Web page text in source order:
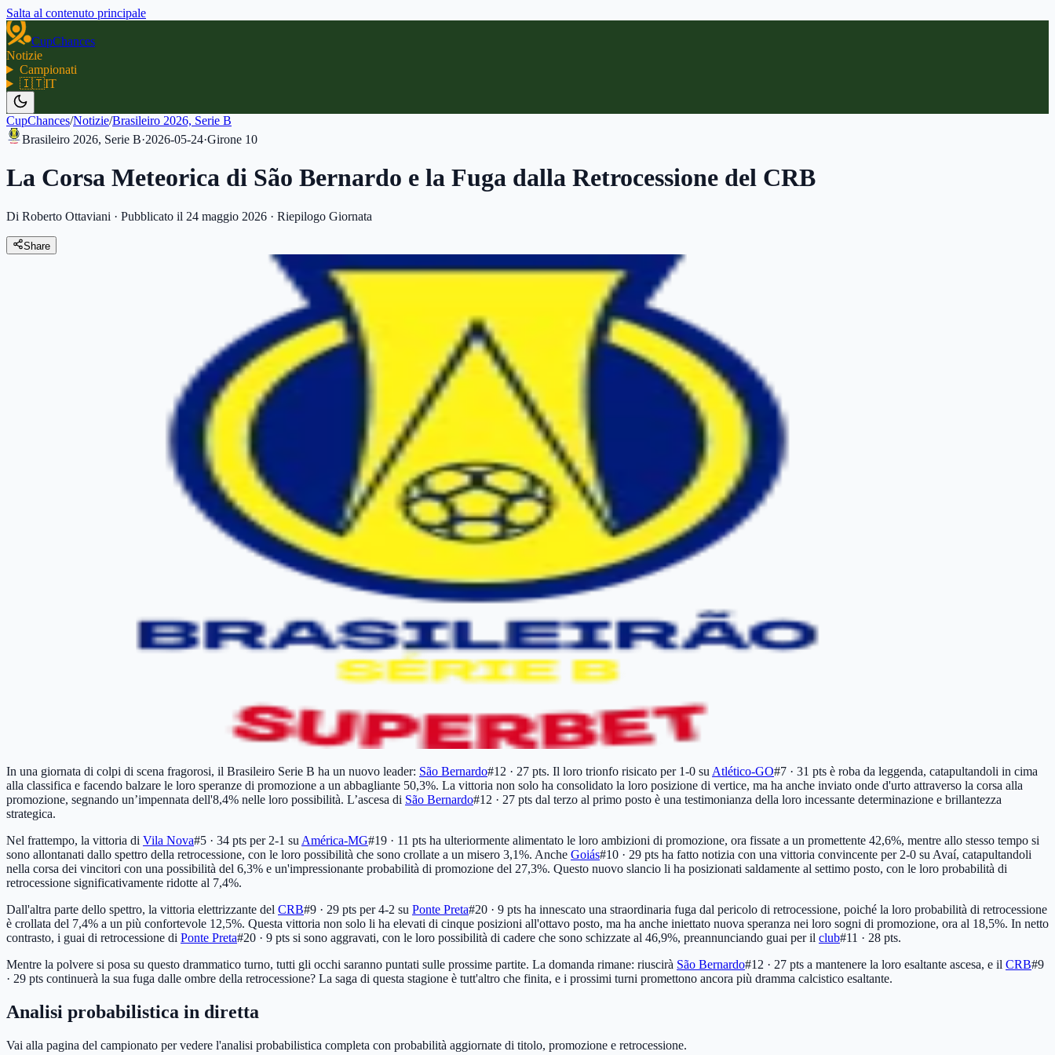
Salta al contenuto principale
CupChances
Notizie
Campionati
🇮🇹IT
CupChances/Notizie/Brasileiro 2026, Serie B
Brasileiro 2026, Serie B·2026-05-24·Girone 10
La Corsa Meteorica di São Bernardo e la Fuga dalla Retrocessione del CRB
Di Roberto Ottaviani · Pubblicato il 24 maggio 2026 · Riepilogo Giornata
Share
In una giornata di colpi di scena fragorosi, il Brasileiro Serie B ha un nuovo leader: São Bernardo#12 · 27 pts. Il loro trionfo risicato per 1-0 su Atlético-GO#7 · 31 pts è roba da leggenda, catapultandoli in cima
alla classifica e facendo balzare le loro speranze di promozione a un abbagliante 50,3%. La vittoria non solo ha consolidato la loro posizione di vertice, ma ha anche inviato onde d'urto attraverso la corsa alla
promozione, segnando un’impennata dell'8,4% nelle loro possibilità. L’ascesa di São Bernardo#12 · 27 pts dal terzo al primo posto è una testimonianza della loro incessante determinazione e brillantezza
strategica.
Nel frattempo, la vittoria di Vila Nova#5 · 34 pts per 2-1 su América-MG#19 · 11 pts ha ulteriormente alimentato le loro ambizioni di promozione, ora fissate a un promettente 42,6%, mentre allo stesso tempo si
sono allontanati dallo spettro della retrocessione, con le loro possibilità che sono crollate a un misero 3,1%. Anche Goiás#10 · 29 pts ha fatto notizia con una vittoria convincente per 2-0 su Avaí, catapultandoli
nella corsa dei vincitori con una possibilità del 6,3% e un'impressionante probabilità di promozione del 27,3%. Questo nuovo slancio li ha posizionati saldamente al settimo posto, con le loro probabilità di
retrocessione significativamente ridotte al 7,4%.
Dall'altra parte dello spettro, la vittoria elettrizzante del CRB#9 · 29 pts per 4-2 su Ponte Preta#20 · 9 pts ha innescato una straordinaria fuga dal pericolo di retrocessione, poiché la loro probabilità di retrocessione
è crollata del 7,4% a un più confortevole 12,5%. Questa vittoria non solo li ha elevati di cinque posizioni all'ottavo posto, ma ha anche iniettato nuova speranza nei loro sogni di promozione, ora al 18,5%. In netto
contrasto, i guai di retrocessione di Ponte Preta#20 · 9 pts si sono aggravati, con le loro possibilità di cadere che sono schizzate al 46,9%, preannunciando guai per il club#11 · 28 pts.
Mentre la polvere si posa su questo drammatico turno, tutti gli occhi saranno puntati sulle prossime partite. La domanda rimane: riuscirà São Bernardo#12 · 27 pts a mantenere la loro esaltante ascesa, e il CRB#9
· 29 pts continuerà la sua fuga dalle ombre della retrocessione? La saga di questa stagione è tutt'altro che finita, e i prossimi turni promettono ancora più dramma calcistico esaltante.
Analisi probabilistica in diretta
Vai alla pagina del campionato per vedere l'analisi probabilistica completa con probabilità aggiornate di titolo, promozione e retrocessione.